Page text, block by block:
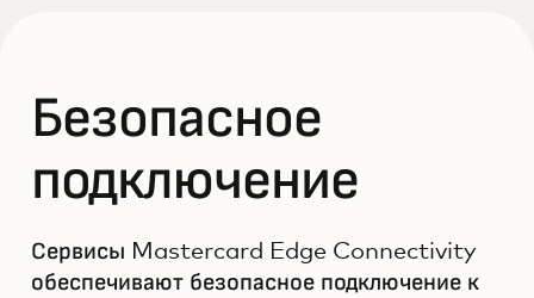
Безопасное
подключение
Сервисы Mastercard Edge Connectivity
обеспечивают безопасное подключение к